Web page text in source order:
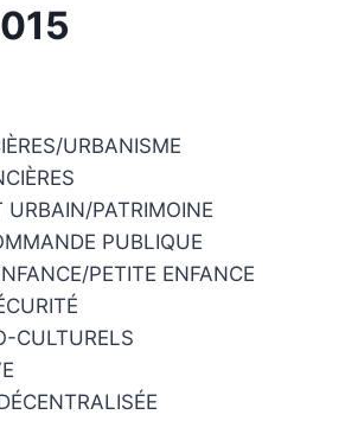
URBANISME
PATRIMOINE
PUBLIQUE
PETITE ENFANCE
CULTURELS